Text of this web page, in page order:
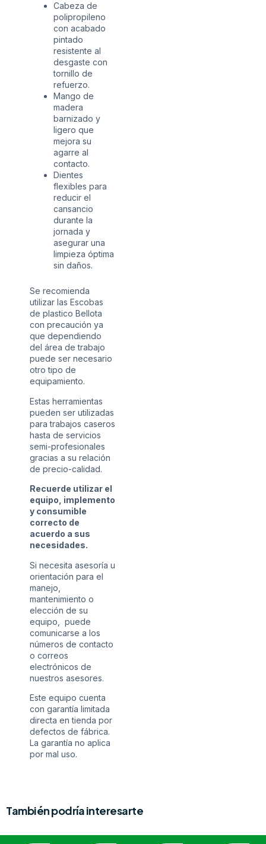
Cabeza de
polipropileno
con acabado
pintado
resistente al
desgaste con
tornillo de
refuerzo.
Mango de
madera
barnizado y
ligero que
mejora su
agarre al
contacto.
Dientes
flexibles para
reducir el
cansancio
durante la
jornada y
asegurar una
limpieza óptima
sin daños.
Se recomienda
utilizar las Escobas
de plastico Bellota
con precaución ya
que dependiendo
del área de trabajo
puede ser necesario
otro tipo de
equipamiento.
Estas herramientas
pueden ser utilizadas
para trabajos caseros
hasta de servicios
semi-profesionales
gracias a su relación
de precio-calidad.
Recuerde utilizar el
equipo, implemento
y consumible
correcto de
acuerdo a sus
necesidades.
Si necesita asesoría u
orientación para el
manejo,
mantenimiento o
elección de su
equipo, puede
comunicarse a los
números de contacto
o correos
electrónicos de
nuestros asesores.
Este equipo cuenta
con garantía limitada
directa en tienda por
defectos de fábrica.
La garantía no aplica
por mal uso.
También podría interesarte